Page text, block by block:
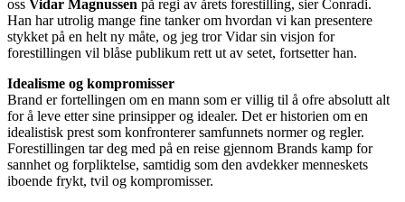
oss Vidar Magnussen på regi av årets forestilling, sier Conradi.
Han har utrolig mange fine tanker om hvordan vi kan presentere
stykket på en helt ny måte, og jeg tror Vidar sin visjon for
forestillingen vil blåse publikum rett ut av setet, fortsetter han.
Idealisme og kompromisser
Brand er fortellingen om en mann som er villig til å ofre absolutt alt
for å leve etter sine prinsipper og idealer. Det er historien om en
idealistisk prest som konfronterer samfunnets normer og regler.
Forestillingen tar deg med på en reise gjennom Brands kamp for
sannhet og forpliktelse, samtidig som den avdekker menneskets
iboende frykt, tvil og kompromisser.